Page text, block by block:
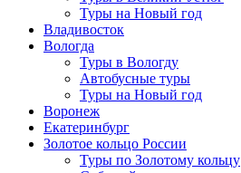
Туры на Новый год
Владивосток
Вологда
Туры в Вологду
Автобусные туры
Туры на Новый год
Воронеж
Екатеринбург
Золотое кольцо России
Туры по Золотому кольцу